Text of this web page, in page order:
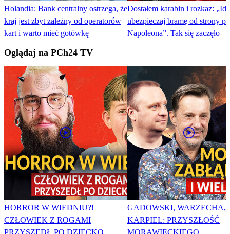
Holandia: Bank centralny ostrzega, że
kraj jest zbyt zależny od operatorów
kart i warto mieć gotówkę
Dostałem karabin i rozkaz:
ubezpieczaj bramę od strony
Napoleona”. Tak się zaczęło
Oglądaj na PCh24 TV
HORROR W WIEDNIU?!
CZŁOWIEK Z ROGAMI
GADOWSKI, WARZECHA,
KARPIEL: PRZYSZŁOŚĆ